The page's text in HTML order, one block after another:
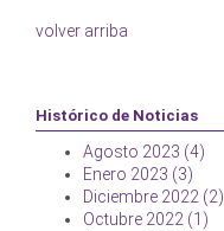
volver arriba
Histórico de Noticias
Agosto 2023 (4)
Enero 2023 (3)
Diciembre 2022 (2)
Octubre 2022 (1)